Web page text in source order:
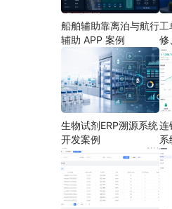
船舶辅助靠离泊与航行
辅助 APP 案例
工
修
的
生物试剂ERP溯源系统
开发案例
连
系
存
何